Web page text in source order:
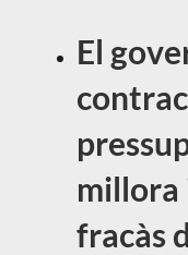
El
millora
fracàs